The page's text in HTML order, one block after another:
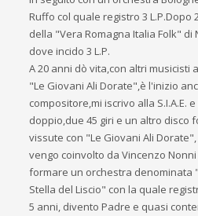
Ruffo col quale registro 3
della "Vera Romagna Italia Folk" di
dove incido 3 L.P.
A 20 anni dò vita,con altri musicisti
"Le Giovani Ali Dorate",è l'inizio
compositore,mi iscrivo alla S.I.A.E.
doppio,due 45 giri e un altro disco
vissute con "Le Giovani Ali
vengo coinvolto da Vincenzo
formare un orchestra denominata
Stella del Liscio" con la quale
5 anni, divento Padre e quasi